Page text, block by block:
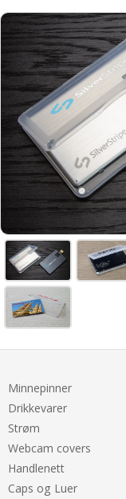
Minnepinner
Drikkevarer
Strøm
Webcam covers
Handlenett
Caps og Luer